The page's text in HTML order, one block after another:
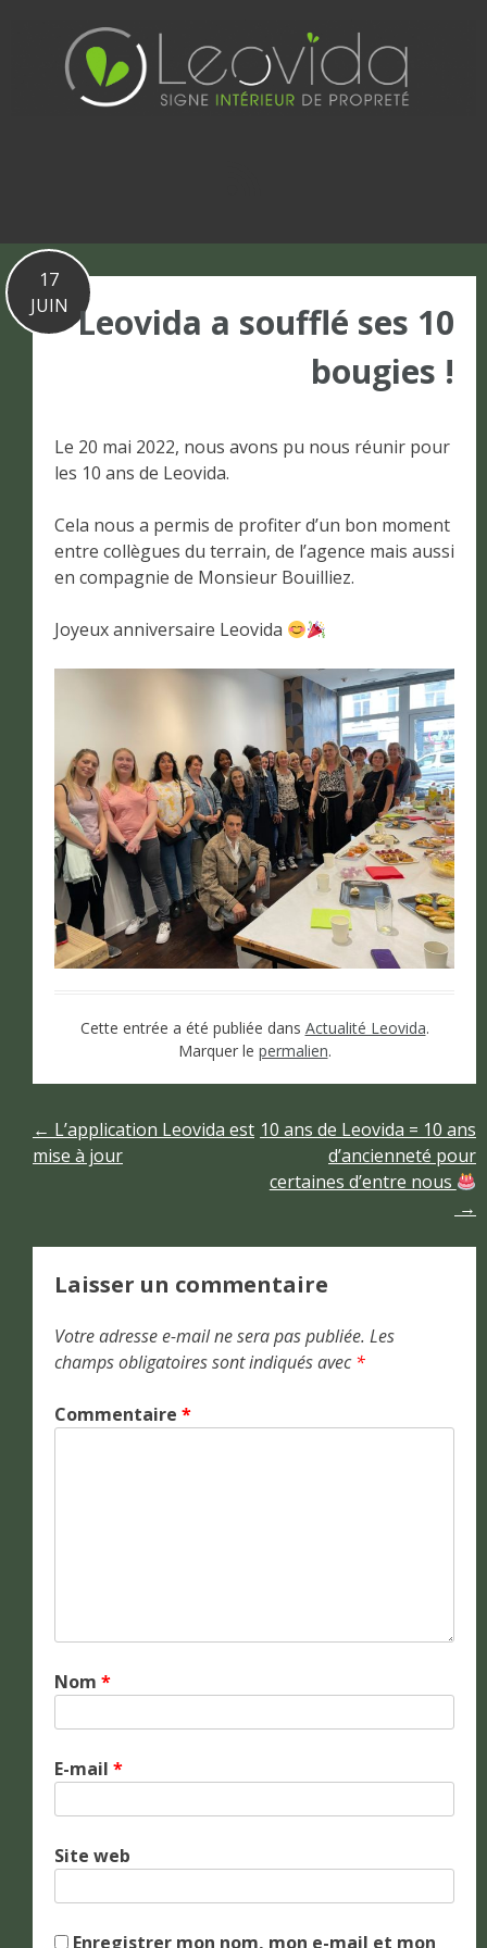
17
JUIN Leovida a soufflé ses 10
bougies !
Le 20 mai 2022, nous avons pu nous réunir pour
les 10 ans de Leovida.
Cela nous a permis de profiter d’un bon moment
entre collègues du terrain, de l’agence mais aussi
en compagnie de Monsieur Bouilliez.
Joyeux anniversaire Leovida
Cette entrée a été publiée dans Actualité Leovida.
Marquer le permalien.
Navigation
l’article
← L’application Leovida est
mise à jour
10 ans de Leovida = 10 ans
d’ancienneté pour
certaines d’entre nous
→
Laisser un commentaire
Votre adresse e-mail ne sera pas publiée. Les
champs obligatoires sont indiqués avec*
Commentaire *
Nom *
E-mail *
Site web
Enregistrer mon nom, mon e-mail et mon